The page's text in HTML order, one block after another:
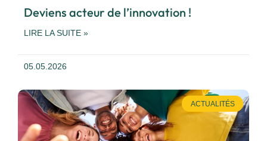
Deviens acteur de l’innovation !
LIRE LA SUITE »
05.05.2026
ACTUALITÉS